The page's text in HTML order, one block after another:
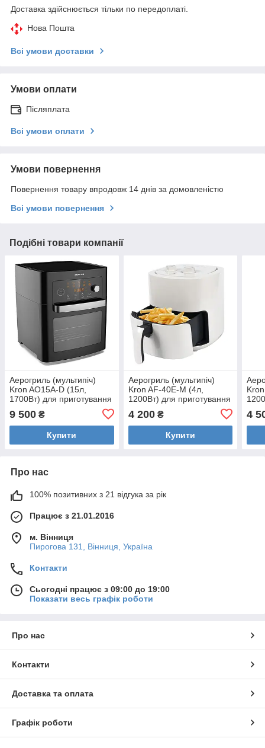
Доставка здійснюється тільки по передоплаті.
Нова Пошта
Всі умови доставки
Умови оплати
Післяплата
Всі умови оплати
Умови повернення
Повернення товару впродовж 14 днів за домовленістю
Всі умови повернення
Подібні товари компанії
Аерогриль (мультипіч)
Kron AO15A-D (15л,
1700Вт) для приготування
без олії з антипригарним
покриттям
9 500 ₴
Купити
Аерогриль (мультипіч)
Kron AF-40E-M (4л,
1200Вт) для приготування
без олії з антипригарним
покриттям
4 200₴
Купити
4
Про нас
100% позитивних з 21 відгука за рік
Працює з 21.01.2016
м. Вінниця
Пирогова 131, Вінниця, Україна
Контакти
Сьогодні працює з 09:00 до 19:00
Показати весь графік роботи
Про нас
Контакти
Доставка та оплата
Графік роботи